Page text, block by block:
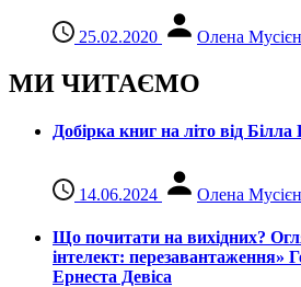
25.02.2020 Олена
МИ ЧИТАЄМО
Добірка книг на літо від Білла
14.06.2024 Олена
Що почитати на вихідних?
інтелект: перезавантаження»
Ернеста Девіса